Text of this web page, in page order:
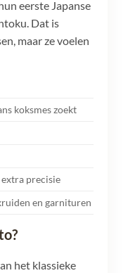
eerste Japanse
Dat is
maar ze voelen
koksmes zoekt
precisie
en garnituren
het klassieke